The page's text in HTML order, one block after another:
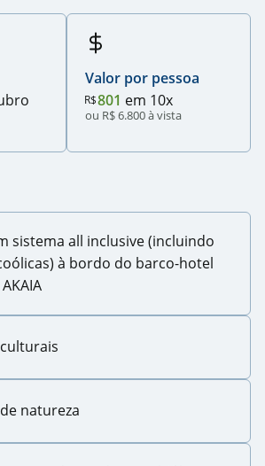
Valor por pessoa
R$801 em 10x
ou R$ 6.800 à vista
sistema all inclusive (incluindo
à bordo do barco-hotel
natureza